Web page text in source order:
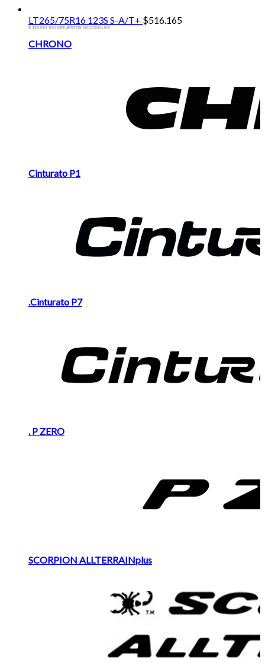
LT265/75R16 123S S-A/T+ $516.165
$ 426.583 SIN IMPUESTOS NACIONALES
Brands
CHRONO
Cinturato P1
.Cinturato P7
. P ZERO
SCORPION ALLTERRAINplus